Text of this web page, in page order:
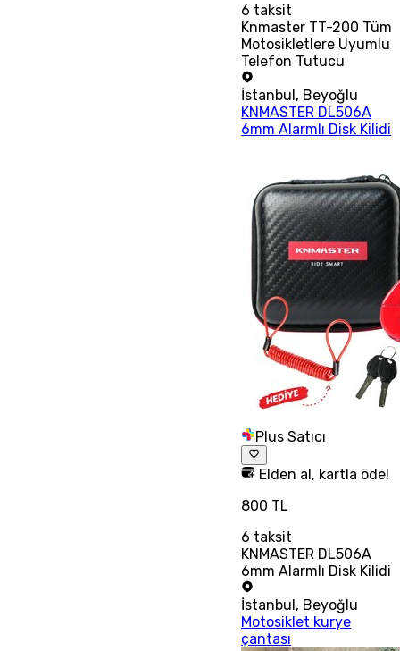
6 taksit
Knmaster TT-200 Tüm
Motosikletlere Uyumlu
Telefon Tutucu
İstanbul, Beyoğlu
KNMASTER DL506A
6mm Alarmlı Disk Kilidi
Plus Satıcı
Elden al, kartla öde!
800 TL
6 taksit
KNMASTER DL506A
6mm Alarmlı Disk Kilidi
İstanbul, Beyoğlu
Motosiklet kurye
çantası